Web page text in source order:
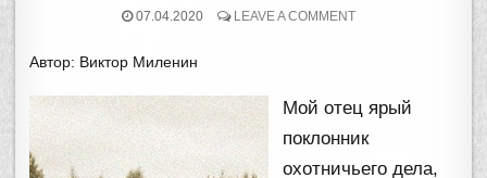
07.04.2020 LEAVE A COMMENT
Автор: Виктор Миленин
Мой отец ярый
поклонник
охотничьего дела,